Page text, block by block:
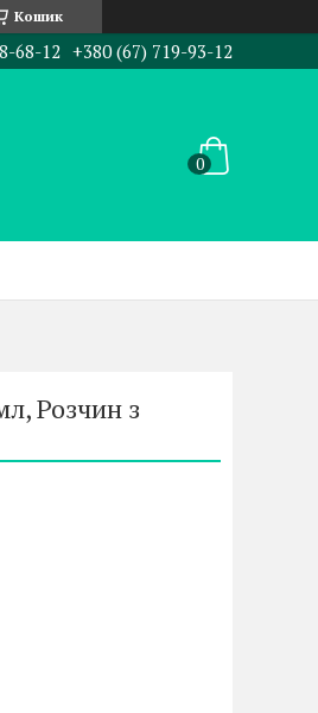
Кошик
68-12 +380 (67) 719-93-12
Розчин з